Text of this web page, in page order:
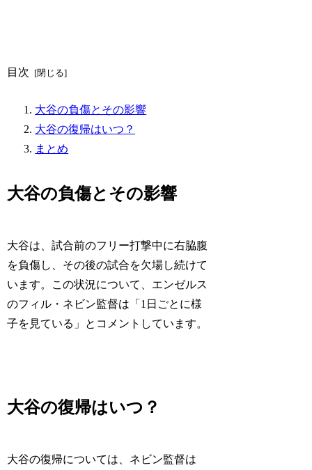
目次
大谷の負傷とその影響
大谷の復帰はいつ？
まとめ
大谷の負傷とその影響
大谷は、試合前のフリー打撃中に右脇腹
を負傷し、その後の試合を欠場し続けて
います。この状況について、エンゼルス
のフィル・ネビン監督は「1日ごとに様
子を見ている」とコメントしています。
大谷の復帰はいつ？
大谷の復帰については、ネビン監督は